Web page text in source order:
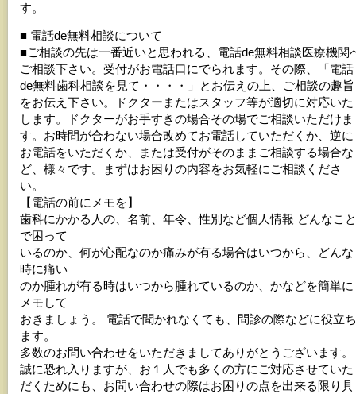
す。
■ 電話de無料相談について
■ご相談の先は一番近いと思われる、電話de無料相談医療機関
ご相談下さい。受付がお電話口にでられます。その際、「電話
de無料歯科相談を見て・・・・」とお伝えの上、ご相談の趣旨
をお伝え下さい。ドクターまたはスタッフ等が適切に対応いた
します。ドクターがお手すきの場合その場でご相談いただけま
す。お時間が合わない場合改めてお電話していただくか、逆に
お電話をいただくか、または受付がそのままご相談する場合な
ど、様々です。まずはお困りの内容をお気軽にご相談くださ
い。
【電話の前にメモを】
歯科にかかる人の、名前、年令、性別など個人情報 どんなこと
で困って
いるのか、何が心配なのか痛みが有る場合はいつから、どんな
時に痛い
のか腫れが有る時はいつから腫れているのか、かなどを簡単に
メモして
おきましょう。 電話で聞かれなくても、問診の際などに役立ち
ます。
多数のお問い合わせをいただきましてありがとうございます。
誠に恐れ入りますが、お１人でも多くの方にご対応させていた
だくためにも、お問い合わせの際はお困りの点を出来る限り具